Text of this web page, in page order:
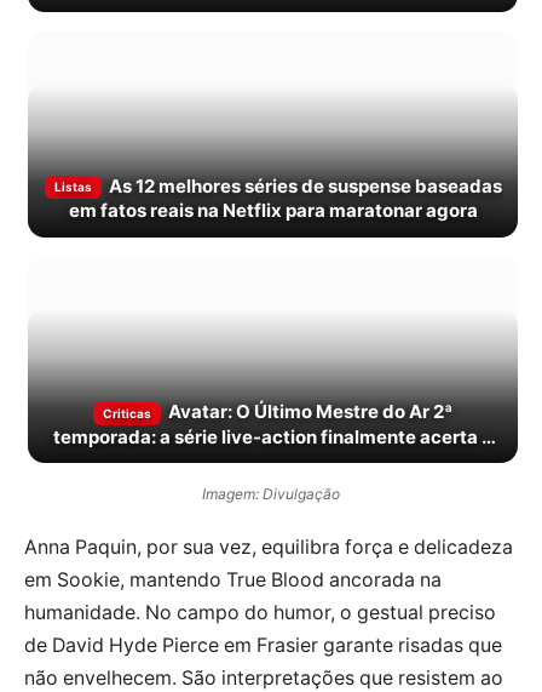
Listas
As 12 melhores séries de suspense baseadas
em fatos reais na Netflix para maratonar agora
Criticas
Avatar: O Último Mestre do Ar 2ª
temporada: a série live-action finalmente acerta o
equilíbrio
Imagem: Divulgação
Anna Paquin, por sua vez, equilibra força e delicadeza
em Sookie, mantendo True Blood ancorada na
humanidade. No campo do humor, o gestual preciso
de David Hyde Pierce em Frasier garante risadas que
não envelhecem. São interpretações que resistem ao